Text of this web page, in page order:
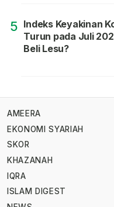
5 Indeks Keyakinan
Turun pada Juli
Beli Lesu?
AMEERA
EKONOMI SYARIAH
SKOR
KHAZANAH
IQRA
ISLAM DIGEST